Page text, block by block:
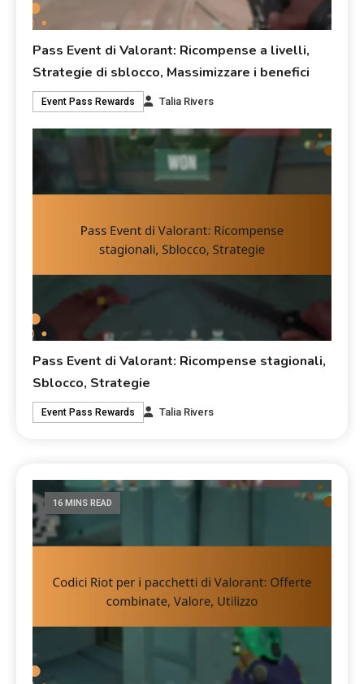
Pass Event di Valorant: Ricompense a livelli,
Strategie di sblocco, Massimizzare i benefici
Event Pass Rewards Talia Rivers
Pass Event di Valorant: Ricompense stagionali,
Sblocco, Strategie
Event Pass Rewards Talia Rivers
16 MINS READ